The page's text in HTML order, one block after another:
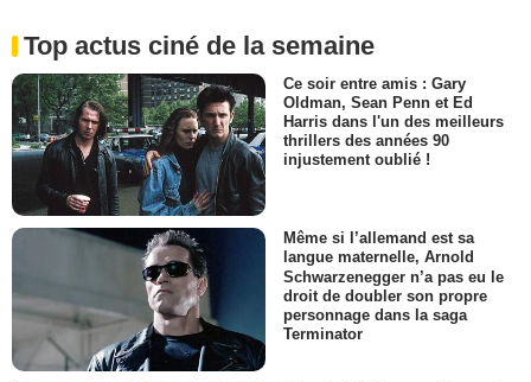
Top actus ciné de la semaine
Ce soir entre amis : Gary
Oldman, Sean Penn et Ed
Harris dans l'un des meilleurs
thrillers des années 90
injustement oublié !
Même si l’allemand est sa
langue maternelle, Arnold
Schwarzenegger n’a pas eu le
droit de doubler son propre
personnage dans la saga
Terminator